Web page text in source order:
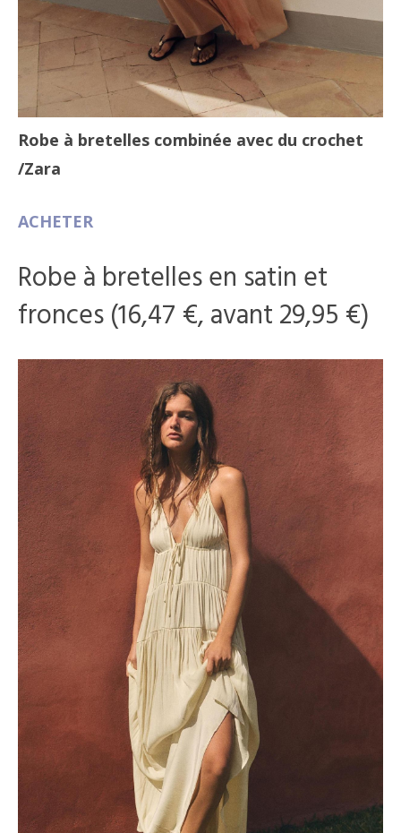
Robe à bretelles combinée avec du crochet
/Zara
ACHETER
Robe à bretelles en satin et
fronces (16,47 €, avant 29,95 €)